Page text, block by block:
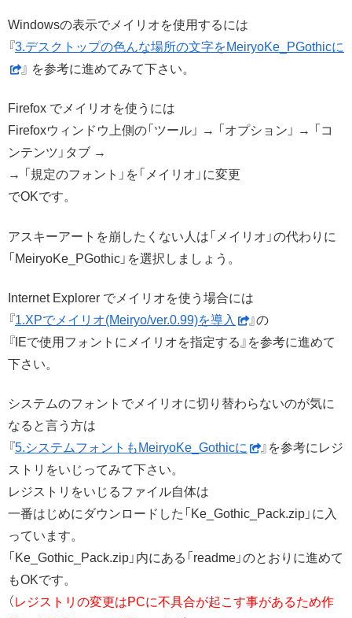
Windowsの表示でメイリオを使用するには
『3.デスクトップの色んな場所の文字をMeiryoKe_PGothicに
』 を参考に進めてみて下さい。
Firefox でメイリオを使うには
Firefoxウィンドウ上側の「ツール」 → 「オプション」 → 「コ
ンテンツ」タブ →
→ 「規定のフォント」を「メイリオ」に変更
でOKです。
アスキーアートを崩したくない人は「メイリオ」の代わりに
「MeiryoKe_PGothic」を選択しましょう。
Internet Explorer でメイリオを使う場合には
『1.XPでメイリオ(Meiryo/ver.0.99)を導入
』の
『IEで使用フォントにメイリオを指定する』を参考に進めて
下さい。
システムのフォントでメイリオに切り替わらないのが気に
なると言う方は
『5.システムフォントもMeiryoKe_Gothicに
』を参考にレジ
ストリをいじってみて下さい。
レジストリをいじるファイル自体は
一番はじめにダウンロードした「Ke_Gothic_Pack.zip」に入
っています。
「Ke_Gothic_Pack.zip」内にある「readme」のとおりに進めて
もOKです。
（ レジストリの変更はPCに不具合が起こす事があるため作